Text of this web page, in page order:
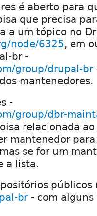
é aberto para
que precisa
a um tópico no
node/6325, em
br -
group/drupal-br
mantenedores.
-
group/dbr-
relacionada
mantenedor
se for um
a lista.
públicos
br- com alguns